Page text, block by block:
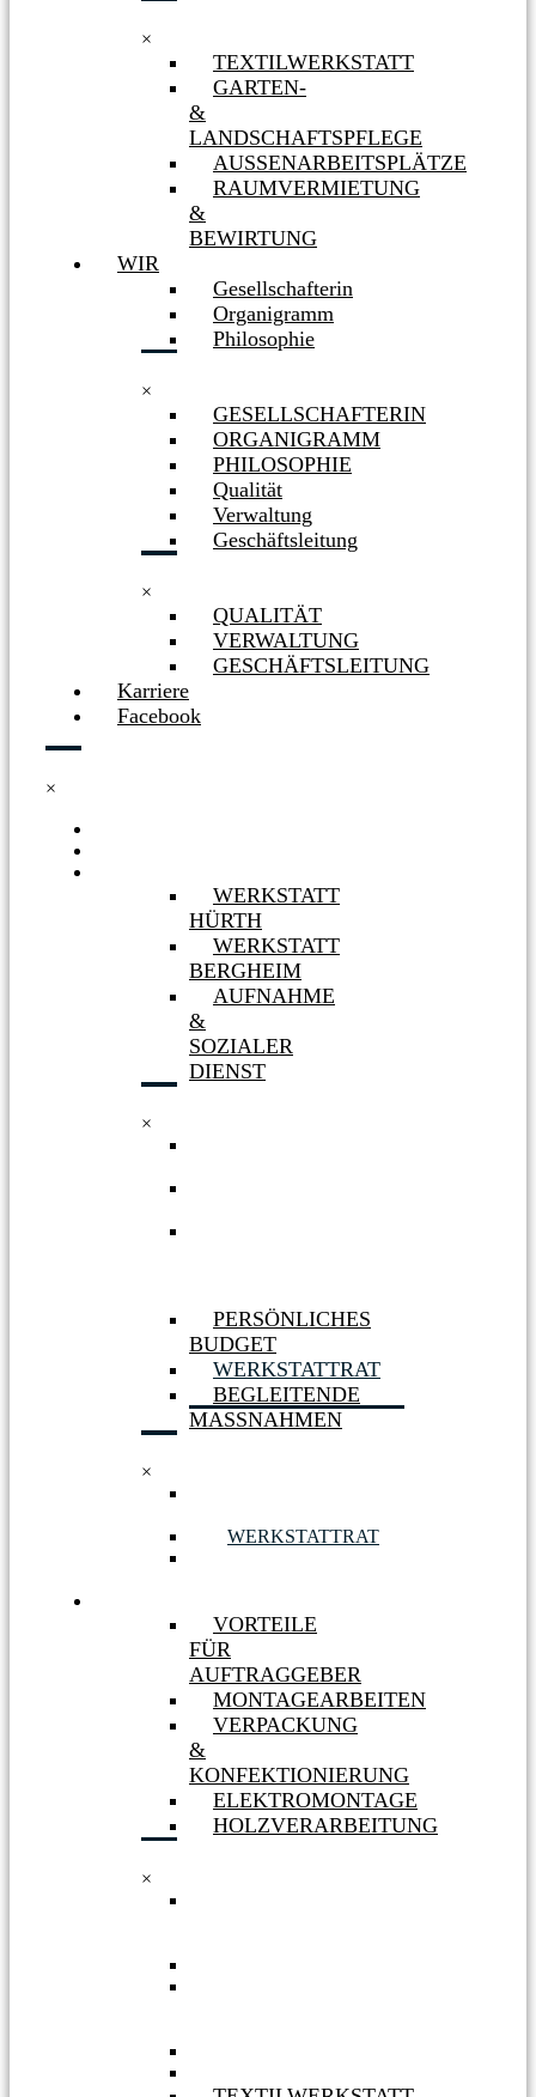
×
TEXTILWERKSTATT
GARTEN-
&
LANDSCHAFTSPFLEGE
AUSSENARBEITSPLÄTZE
RAUMVERMIETUNG
&
BEWIRTUNG
WIR
Gesellschafterin
Organigramm
Philosophie
×
GESELLSCHAFTERIN
ORGANIGRAMM
PHILOSOPHIE
Qualität
Verwaltung
Geschäftsleitung
×
QUALITÄT
VERWALTUNG
GESCHÄFTSLEITUNG
Karriere
Facebook
×
WERKSTATT
HÜRTH
WERKSTATT
BERGHEIM
AUFNAHME
&
SOZIALER
DIENST
×
PERSÖNLICHES
BUDGET
WERKSTATTRAT
BEGLEITENDE
MASSNAHMEN
×
WERKSTATTRAT
VORTEILE
FÜR
AUFTRAGGEBER
MONTAGEARBEITEN
VERPACKUNG
&
KONFEKTIONIERUNG
ELEKTROMONTAGE
HOLZVERARBEITUNG
×